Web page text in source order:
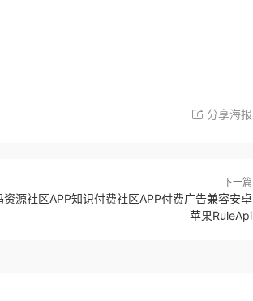
分享海报
下一篇
资源社区APP知识付费社区APP付费广告兼容安卓
苹果RuleApi